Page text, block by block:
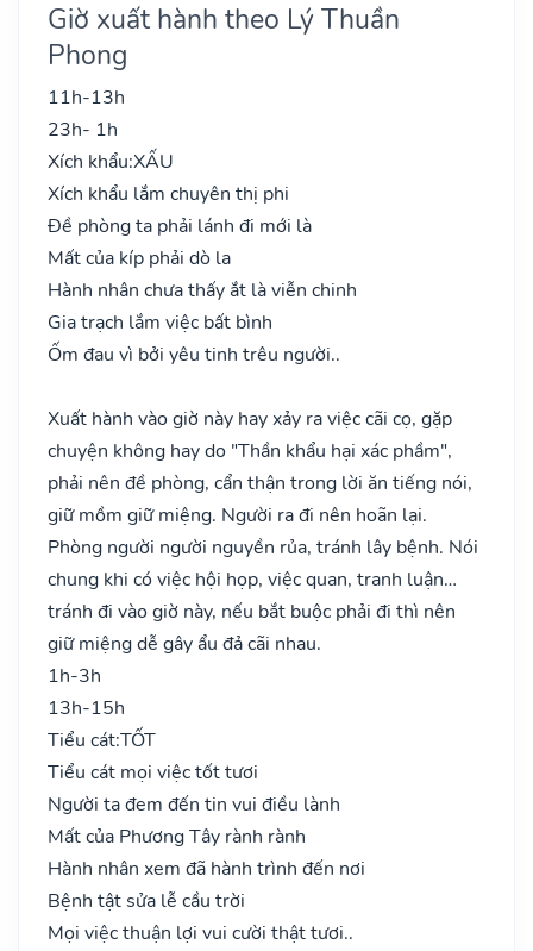
Giờ xuất hành theo Lý Thuần
Phong
11h-13h
23h- 1h
Xích khẩu:XẤU
Xích khẩu lắm chuyên thị phi
Đề phòng ta phải lánh đi mới là
Mất của kíp phải dò la
Hành nhân chưa thấy ắt là viễn chinh
Gia trạch lắm việc bất bình
Ốm đau vì bởi yêu tinh trêu người..
Xuất hành vào giờ này hay xảy ra việc cãi cọ, gặp
chuyện không hay do "Thần khẩu hại xác phầm",
phải nên đề phòng, cẩn thận trong lời ăn tiếng nói,
giữ mồm giữ miệng. Người ra đi nên hoãn lại.
Phòng người người nguyền rủa, tránh lây bệnh. Nói
chung khi có việc hội họp, việc quan, tranh luận…
tránh đi vào giờ này, nếu bắt buộc phải đi thì nên
giữ miệng dễ gây ẩu đả cãi nhau.
1h-3h
13h-15h
Tiểu cát:TỐT
Tiểu cát mọi việc tốt tươi
Người ta đem đến tin vui điều lành
Mất của Phương Tây rành rành
Hành nhân xem đã hành trình đến nơi
Bệnh tật sửa lễ cầu trời
Mọi việc thuận lợi vui cười thật tươi..